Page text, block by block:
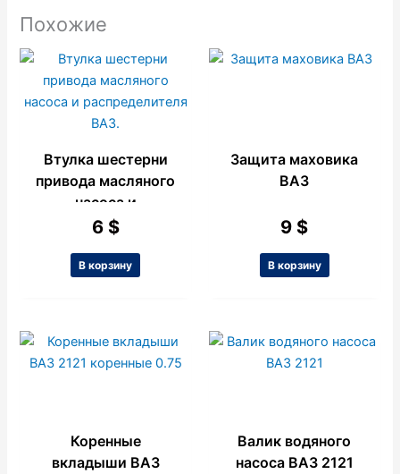
Похожие
Втулка шестерни
привода масляного
насоса и
распределителя
6 $
В корзину
Защита маховика
ВАЗ
9 $
В корзину
Коренные
вкладыши ВАЗ
Валик водяного
насоса ВАЗ 2121